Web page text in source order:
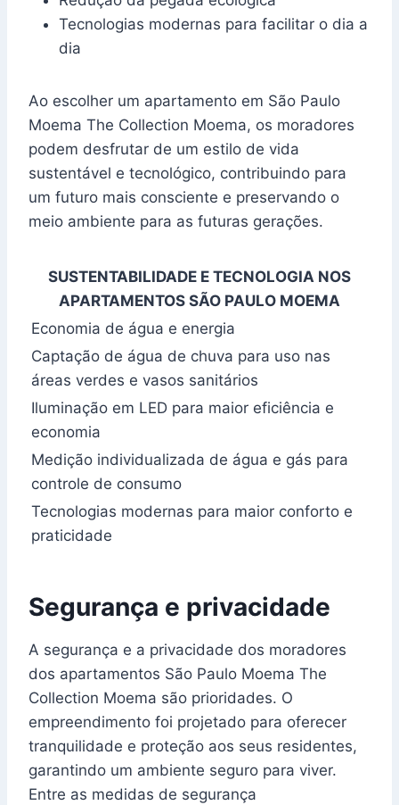
Tecnologias modernas para facilitar o dia a
dia
Ao escolher um apartamento em São Paulo
Moema The Collection Moema, os moradores
podem desfrutar de um estilo de vida
sustentável e tecnológico, contribuindo para
um futuro mais consciente e preservando o
meio ambiente para as futuras gerações.
SUSTENTABILIDADE E TECNOLOGIA NOS
APARTAMENTOS SÃO PAULO MOEMA
Economia de água e energia
Captação de água de chuva para uso nas
áreas verdes e vasos sanitários
Iluminação em LED para maior eficiência e
economia
Medição individualizada de água e gás para
controle de consumo
Tecnologias modernas para maior conforto e
praticidade
Segurança e privacidade
A segurança e a privacidade dos moradores
dos apartamentos São Paulo Moema The
Collection Moema são prioridades. O
empreendimento foi projetado para oferecer
tranquilidade e proteção aos seus residentes,
garantindo um ambiente seguro para viver.
Entre as medidas de segurança